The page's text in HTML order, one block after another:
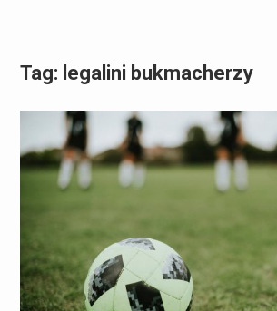
Tag: legalini bukmacherzy